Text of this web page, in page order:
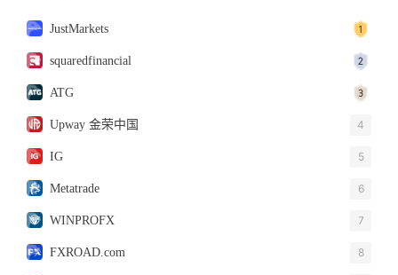
JustMarkets
squaredfinancial
ATG
Upway 金荣中国 4
IG 5
Metatrade 6
WINPROFX 7
FXROAD.com 8